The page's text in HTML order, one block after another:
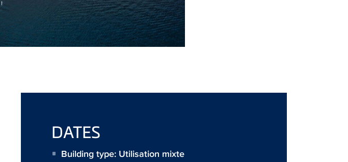
DATES
Building type: Utilisation mixte